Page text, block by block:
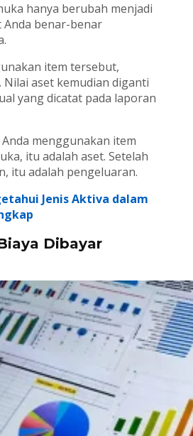
hanya berubah menjadi
benar-benar
item tersebut,
aset kemudian diganti
yang dicatat pada laporan
menggunakan item
itu adalah aset. Setelah
itu adalah pengeluaran.
Jenis Aktiva dalam
Dibayar